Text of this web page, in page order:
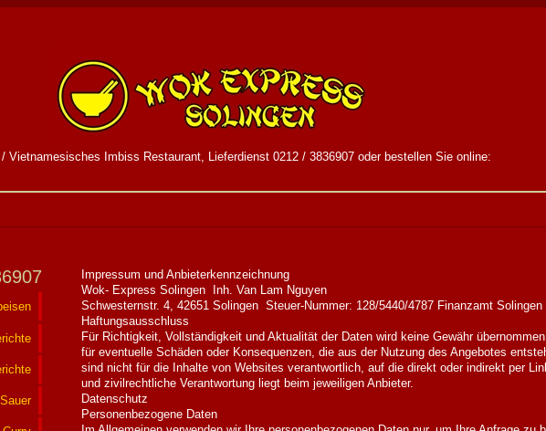
Vietnamesisches Imbiss Restaurant, Lieferdienst 0212 / 3836907 oder bestellen Sie online:
Impressum und Anbieterkennzeichnung
Wok- Express Solingen Inh. Van Lam Nguyen
Schwesternstr. 4, 42651 Solingen Steuer-Nummer: 128/5440/4787 Finanzamt Solingen
Haftungsausschluss
Für Richtigkeit, Vollständigkeit und Aktualität der Daten wird keine Gewähr
für eventuelle Schäden oder Konsequenzen, die aus der Nutzung des Angebotes
sind nicht für die Inhalte von Websites verantwortlich, auf die direkt oder indirekt per
und zivilrechtliche Verantwortung liegt beim jeweiligen Anbieter.
Datenschutz
Personenbezogene Daten